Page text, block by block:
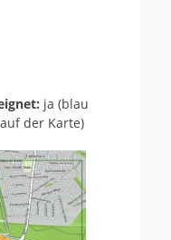
ja (blau
der Karte)